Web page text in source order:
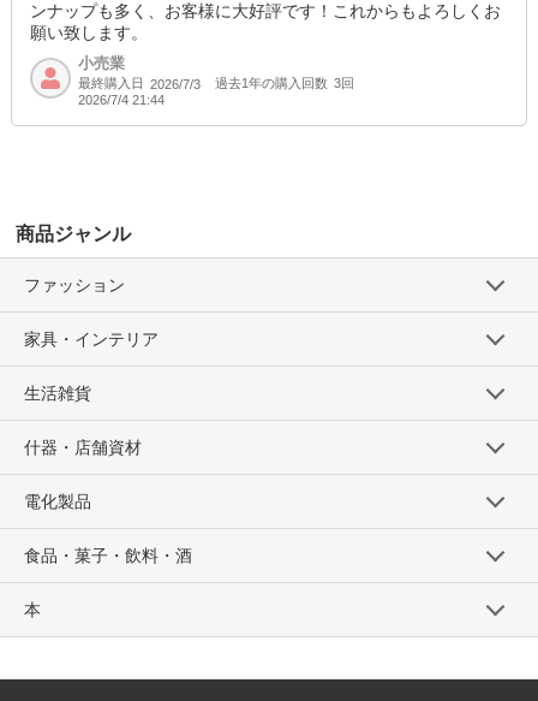
ンナップも多く、お客様に大好評です！これからもよろしくお
願い致します。
小売業
最終購入日 2026/7/3 過去1年の購入回数 3回
2026/7/4 21:44
商品ジャンル
ファッション
家具・インテリア
生活雑貨
什器・店舗資材
電化製品
食品・菓子・飲料・酒
本